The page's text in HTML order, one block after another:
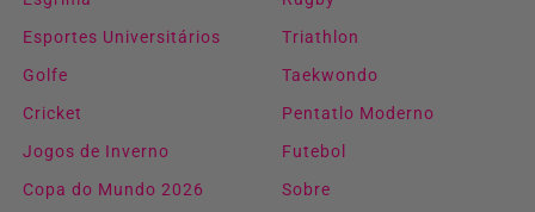
Esportes Universitários
Triathlon
Golfe
Taekwondo
Cricket
Pentatlo Moderno
Jogos de Inverno
Futebol
Copa do Mundo 2026
Sobre